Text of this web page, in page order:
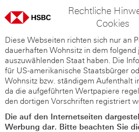
Rechtliche
Cookies
Diese Webseiten richten sich nur an
dauerhaften Wohnsitz in dem folgend
auszuwählenden Staat haben. Die
für US-amerikanische Staatsbürger
Wohnsitz bzw. ständigem Aufenthalt
da die aufgeführten Wertpapiere
den dortigen Vorschriften registriert
Die auf den Internetseiten
Werbung dar. Bitte beachten Sie